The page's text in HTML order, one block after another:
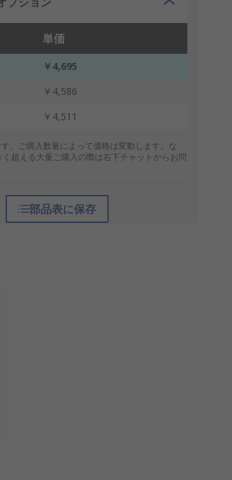
単価
￥4,695
￥4,586
￥4,511
。ご購入数量によって価格は変動します。な
超える大量ご購入の際は右下チャットからお問
部品表に保存